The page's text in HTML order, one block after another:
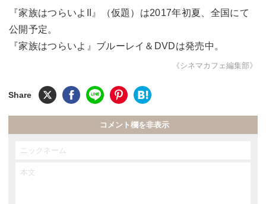
『家族はつらいよII』（仮題）は2017年初夏、全国にて
公開予定。
『家族はつらいよ』ブルーレイ＆DVDは発売中。
《シネマカフェ編集部》
コメント欄を非表示